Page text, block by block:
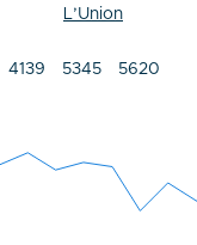
L’Union
4139 5345 5620